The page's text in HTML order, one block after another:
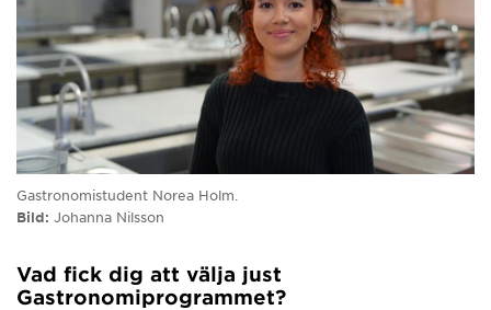
Gastronomistudent Norea Holm.
Bild: Johanna Nilsson
Vad fick dig att välja just
Gastronomiprogrammet?